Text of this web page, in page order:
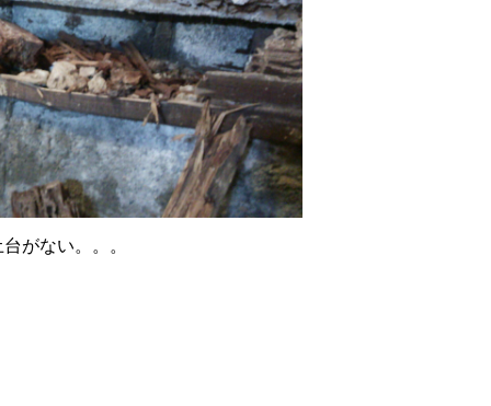
がない。。。